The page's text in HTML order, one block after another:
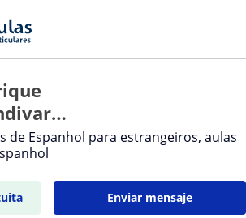
de Espanhol para estrangeiros, aulas
Enviar mensaje